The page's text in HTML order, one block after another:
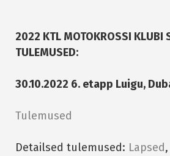
2022 KTL MOTOKROSSI KLUBI
TULEMUSED:
30.10.2022 6. etapp Luigu,
Tulemused
Detailsed tulemused: Lapsed,